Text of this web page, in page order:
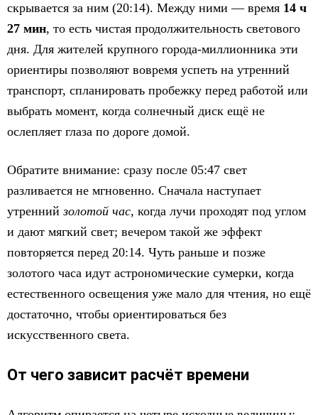
скрывается за ним (20:14). Между ними — время 14 ч
27 мин, то есть чистая продолжительность светового
дня. Для жителей крупного города-миллионника эти
ориентиры позволяют вовремя успеть на утренний
транспорт, спланировать пробежку перед работой или
выбрать момент, когда солнечный диск ещё не
ослепляет глаза по дороге домой.
Обратите внимание: сразу после 05:47 свет
разливается не мгновенно. Сначала наступает
утреннийзолотой час, когда лучи проходят под углом
и дают мягкий свет; вечером такой же эффект
повторяется перед 20:14. Чуть раньше и позже
золотого часа идут астрономические сумерки, когда
естественного освещения уже мало для чтения, но ещё
достаточно, чтобы ориентироваться без
искусственного света.
От чего зависит расчёт времени